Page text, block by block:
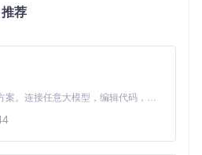
指导AI从财务报告中提取数据并生
键指令？尝试用自然语言描述你的
时可视化
荐
Claude Code 的开源替代方案。连接任意大模型，编辑代码，运行命令，自动验证 — 全自动执行。用 Rust 构建，极致性能。 ｜ An open-source alternative to Claude Code. Connect any LLM, edit code, run commands, and verify changes — autonomously. Built in Rust for speed. Get Started